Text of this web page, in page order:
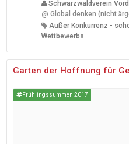
Schwarzwaldverein
@ Global denken (nicht
Außer Konkurrenz -
Wettbewerbs
Garten der Hoffnung für
Frühlingssummen 2017